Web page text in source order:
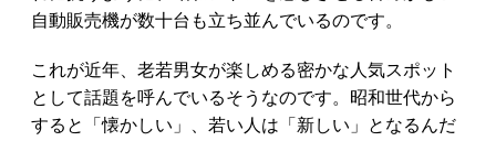
自動販売機が数十台も立ち並んでいるのです。
これが近年、老若男女が楽しめる密かな人気スポット
として話題を呼んでいるそうなのです。昭和世代から
すると「懐かしい」、若い人は「新しい」となるんだ